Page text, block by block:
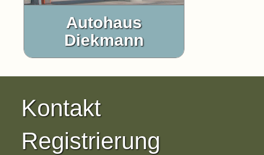
Autohaus
Diekmann
Kontakt
Registrierung